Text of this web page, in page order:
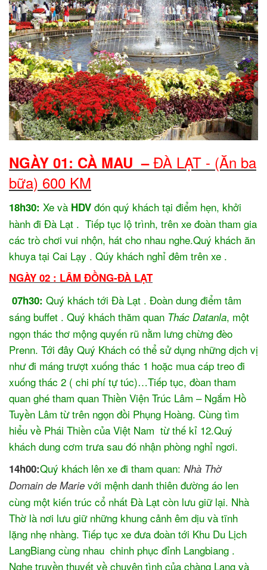
NGÀY 01: CÀ MAU –ĐÀ LẠT - (Ăn ba
bữa) 600 KM
18h30: Xe và HDV đón quý khách tại điểm hẹn, khởi
hành đi Đà Lạt . Tiếp tục lộ trình, trên xe đoàn tham gia
các trò chơi vui nhộn, hát cho nhau nghe.Quý khách ăn
khuya tại Cai Lạy . Qúy khách nghỉ đêm trên xe .
NGÀY 02 : LÂM ĐỒNG-ĐÀ LẠT
07h30: Quý khách tới Đà Lạt . Đoàn dung điểm tâm
sáng buffet . Quý khách thăm quan Thác Datanla, một
ngọn thác thơ mộng quyến rũ nằm lưng chừng đèo
Prenn. Tới đây Quý Khách có thể sử dụng những dịch vị
như đi máng trượt xuống thác 1 hoặc mua cáp treo đi
xuống thác 2 ( chi phí tự túc)…Tiếp tục, đòan tham
quan ghé tham quan Thiền Viện Trúc Lâm – Ngắm Hồ
Tuyền Lâm từ trên ngọn đồi Phụng Hoàng. Cùng tìm
hiểu về Phái Thiền của Việt Nam từ thế kỉ 12.Quý
khách dung cơm trưa sau đó nhận phòng nghỉ ngơi.
14h00:Quý khách lên xe đi tham quan: Nhà Thờ
Domain de Marie với mệnh danh thiên đường áo len
cùng một kiến trúc cổ nhất Đà Lạt còn lưu giữ lại. Nhà
Thờ là nơi lưu giữ những khung cảnh êm dịu và tĩnh
lặng nhẹ nhàng. Tiếp tục xe đưa đoàn tới Khu Du Lịch
LangBiang cùng nhau chinh phục đỉnh Langbiang .
Nghe truyền thuyết về chuyện tình của chàng Lang và